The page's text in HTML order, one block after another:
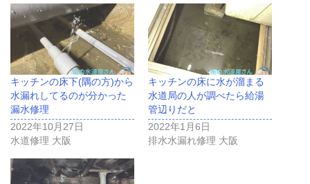
キッチンの床下(隅の方)から
水漏れしてるのが分かった
漏水修理
2022年10月27日
水道修理 大阪
キッチンの床に水が溜まる
水道局の人が調べたら給湯
管辺りだと
2022年1月6日
排水水漏れ修理 大阪